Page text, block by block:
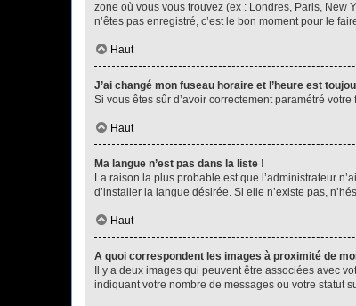
zone où vous vous trouvez (ex : Londres, Paris, New
n’êtes pas enregistré, c’est le bon moment pour le
Haut
J’ai changé mon fuseau horaire et l’heure est
Si vous êtes sûr d’avoir correctement paramétré
Haut
Ma langue n’est pas dans la liste !
La raison la plus probable est que l’administrateur
d’installer la langue désirée. Si elle n’existe pas,
Haut
A quoi correspondent les images à proximité de
Il y a deux images qui peuvent être associées avec
indiquant votre nombre de messages ou votre statut